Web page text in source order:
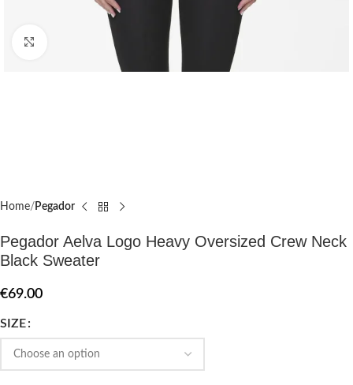
Click to enlarge
Home Pegador​
Pegador Aelva Logo Heavy Oversized Crew Neck
Black Sweater
€69.00
SIZE